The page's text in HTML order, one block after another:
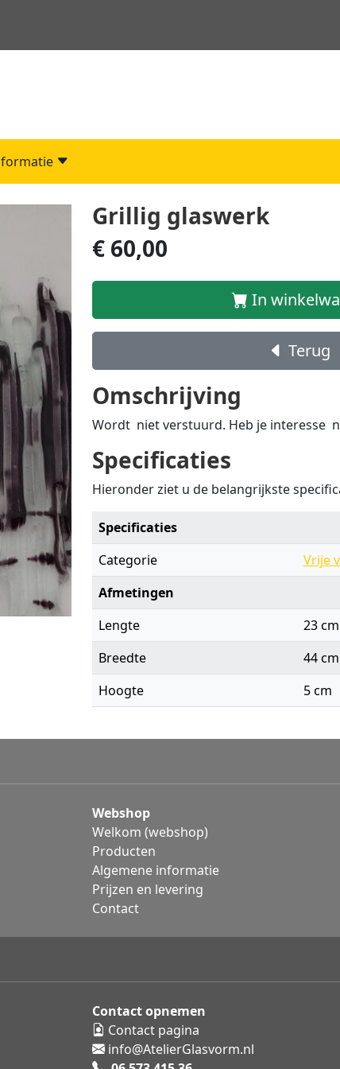
Grillig glaswerk
€ 60,00
In
Terug
Omschrijving
Wordt niet verstuurd. Heb je interesse
Specificaties
Hieronder ziet u de belangrijkste
Specificaties
Categorie
Vrije
Afmetingen
Lengte
23 cm
Breedte
44 cm
Hoogte
5 cm
Webshop
Welkom (webshop)
Producten
Algemene informatie
Prijzen en levering
Contact
Contact opnemen
Contact pagina
info@AtelierGlasvorm.nl